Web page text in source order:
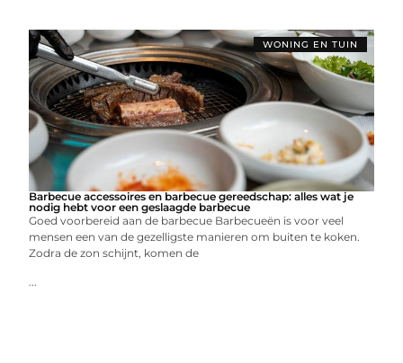
WONING EN TUIN
Barbecue accessoires en barbecue gereedschap: alles wat je
nodig hebt voor een geslaagde barbecue
Goed voorbereid aan de barbecue Barbecueën is voor veel
mensen een van de gezelligste manieren om buiten te koken.
Zodra de zon schijnt, komen de
...